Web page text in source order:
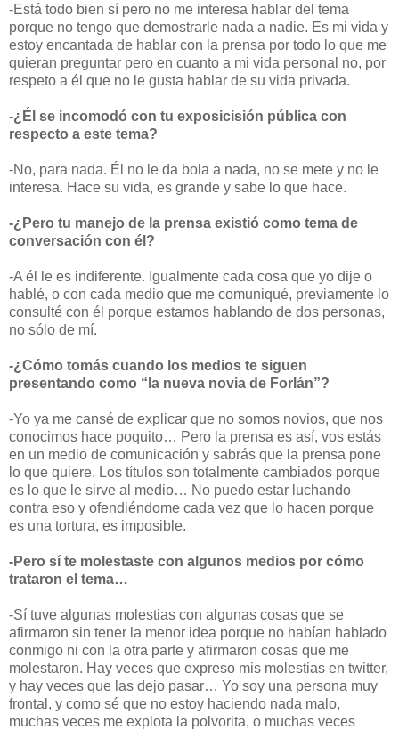
-Está todo bien sí pero no me interesa hablar del tema
porque no tengo que demostrarle nada a nadie. Es mi vida y
estoy encantada de hablar con la prensa por todo lo que me
quieran preguntar pero en cuanto a mi vida personal no, por
respeto a él que no le gusta hablar de su vida privada.
-¿Él se incomodó con tu exposicisión pública con
respecto a este tema?
-No, para nada. Él no le da bola a nada, no se mete y no le
interesa. Hace su vida, es grande y sabe lo que hace.
-¿Pero tu manejo de la prensa existió como tema de
conversación con él?
-A él le es indiferente. Igualmente cada cosa que yo dije o
hablé, o con cada medio que me comuniqué, previamente lo
consulté con él porque estamos hablando de dos personas,
no sólo de mí.
-¿Cómo tomás cuando los medios te siguen
presentando como “la nueva novia de Forlán”?
-Yo ya me cansé de explicar que no somos novios, que nos
conocimos hace poquito… Pero la prensa es así, vos estás
en un medio de comunicación y sabrás que la prensa pone
lo que quiere. Los títulos son totalmente cambiados porque
es lo que le sirve al medio… No puedo estar luchando
contra eso y ofendiéndome cada vez que lo hacen porque
es una tortura, es imposible.
-Pero sí te molestaste con algunos medios por cómo
trataron el tema…
-Sí tuve algunas molestias con algunas cosas que se
afirmaron sin tener la menor idea porque no habían hablado
conmigo ni con la otra parte y afirmaron cosas que me
molestaron. Hay veces que expreso mis molestias en twitter,
y hay veces que las dejo pasar… Yo soy una persona muy
frontal, y como sé que no estoy haciendo nada malo,
muchas veces me explota la polvorita, o muchas veces